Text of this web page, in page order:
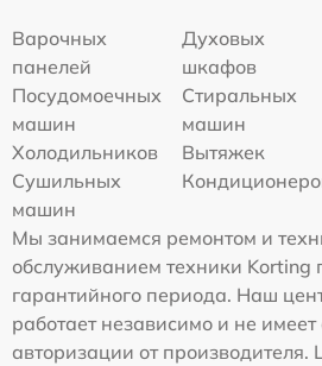
Варочных
панелей
Духовых
шкафов
Посудомоечных
машин
Стиральных
машин
Холодильников
Вытяжек
Сушильных
машин
Мы занимаемся ремонтом и
обслуживанием техники Korting
гарантийного периода. Наш
работает независимо и не
авторизации от